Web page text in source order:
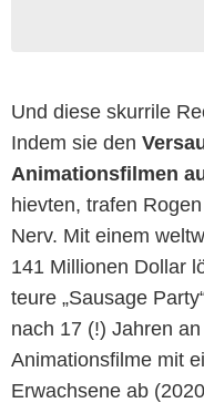
Und diese skurrile
Indem sie den
Animationsfilmen
hievten, trafen
Nerv. Mit einem
141 Millionen Dollar
teure „Sausage
nach 17 (!) Jahren
Animationsfilme mit
Erwachsene ab